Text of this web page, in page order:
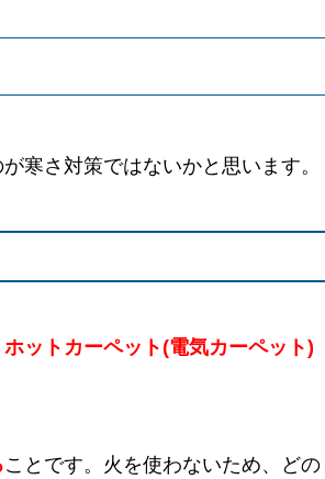
寒さ対策ではないかと思います。
ットカーペット(電気カーペット)
ことです。火を使わないため、どの